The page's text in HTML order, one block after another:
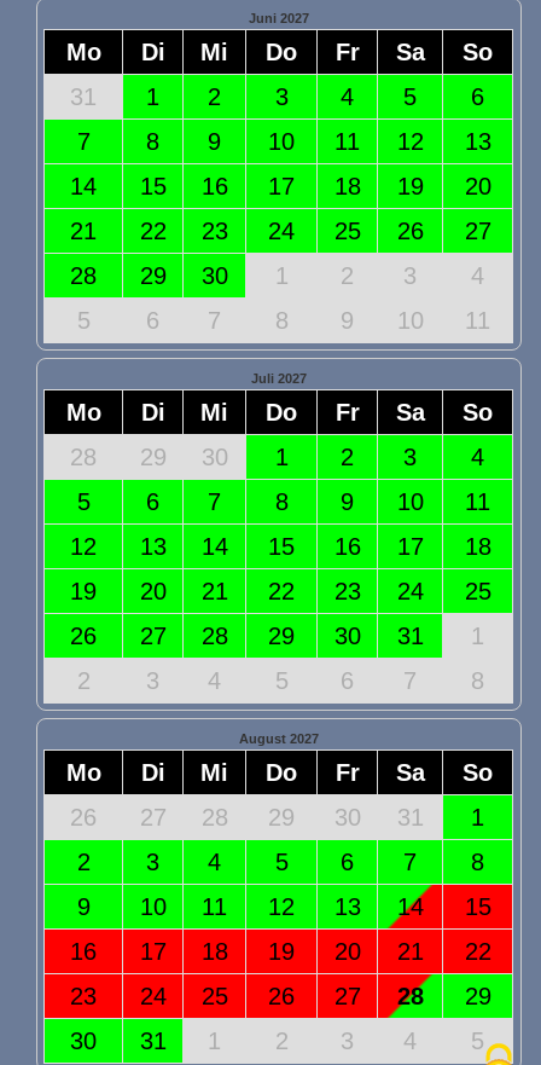
Juni 2027
Mo Di Mi Do Fr Sa
So
31
1 2 3 4 5
6
7
8 9 10 11 12
13
14
15 16 17 18 19
20
21
22 23 24 25 26
27
28
29 30 1 2 3
4
5
6 7 8 9 10 11
Juli 2027
Mo Di Mi Do Fr Sa
So
28
29 30 1 2 3
4
5
6 7 8 9 10
11
12
13 14 15 16 17
18
19
20 21 22 23 24
25
26
27 28 29 30 31
1
2
3 4 5 6 7 8
August 2027
Mo Di Mi Do Fr Sa
So
26
27 28 29 30 31
1
2
3 4 5 6 7
8
9
10 11 12 13 14
15
16
17 18 19 20 21
22
23
24 25 26 27 28
29
30
31 1 2 3 4 5